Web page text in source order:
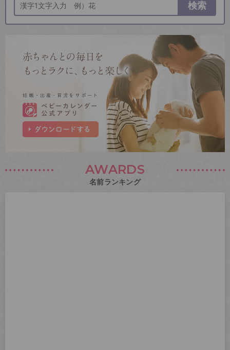
検索
AWARDS
名前ランキング